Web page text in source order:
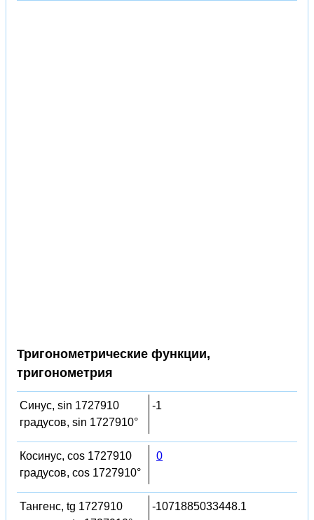
Тригонометрические функции,
тригонометрия
Синус, sin 1727910
градусов, sin 1727910°
-1
Косинус, cos 1727910
градусов, cos 1727910°
0
Тангенс, tg 1727910
-1071885033448.1